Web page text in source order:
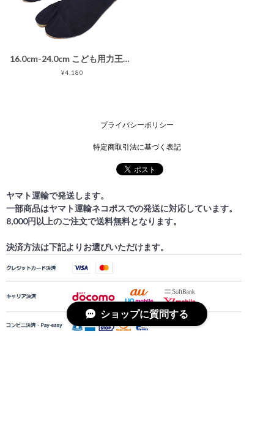
16.0cm-24.0cm こども用力王祭たび 5枚タイプ 藍染め マジックテープ止め子供用地下足袋ネイビー
¥4,180
プライバシーポリシー
特定商取引法に基づく表記
ヤマト運輸で発送します。
一部商品はヤマト運輸ネコポスでの発送に対応しています。
8,000円以上のご注文で送料無料となります。
決済方法は下記よりお選びいただけます。
ショップに質問する